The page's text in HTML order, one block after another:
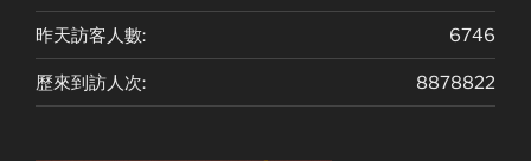
6746
昨天訪客人數:
8878822
歷來到訪人次: